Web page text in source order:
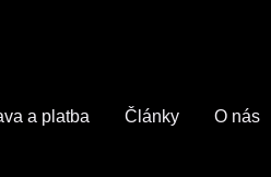
a platba Články O nás